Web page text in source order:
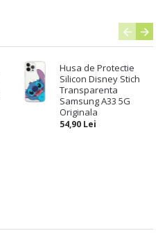
Husa de Protectie
Silicon Disney Stich
Transparenta
Samsung A33 5G
Originala
54,90 Lei